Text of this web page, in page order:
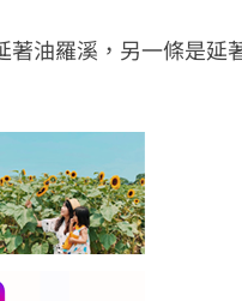
油羅溪，另一條是延